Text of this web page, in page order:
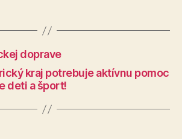
doprave
kraj potrebuje aktívnu pomoc
deti a šport!